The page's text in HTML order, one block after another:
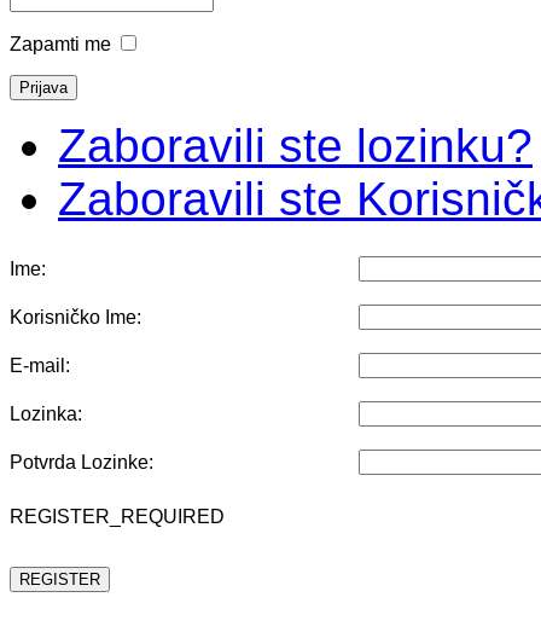
Zapamti me
Zaboravili ste lozinku?
Zaboravili ste
Ime:
Korisničko Ime:
E-mail:
Lozinka:
Potvrda Lozinke:
REGISTER_REQUIRED
REGISTER